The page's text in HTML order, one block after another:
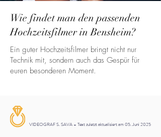
Wie findet man den passenden
Hochzeitsfilmer in Bensheim?
Ein guter Hochzeitsfilmer bringt nicht nur
Technik mit, sondern auch das Gespür für
euren besonderen Moment.
VIDEOGRAF S. SAVA – Text zuletzt aktualisiert am 05. Juni 2025